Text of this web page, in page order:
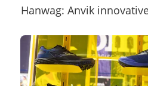
Hanwag: Anvik